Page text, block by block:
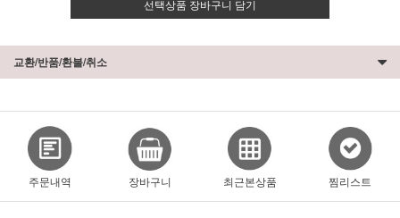
선택상품 장바구니 담기
교환/반품/환불/취소
주문내역 장바구니 최근본상품 찜리스트